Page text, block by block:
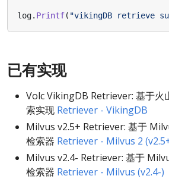
log. Printf( "vikingDB retrieve
已有实现
Volc VikingDB Retriever: 基于火
索实现 Retriever - VikingDB
Milvus v2.5+ Retriever: 基于
检索器 Retriever - Milvus 2
Milvus v2.4- Retriever: 基于
检索器 Retriever - Milvus (v2.4-)